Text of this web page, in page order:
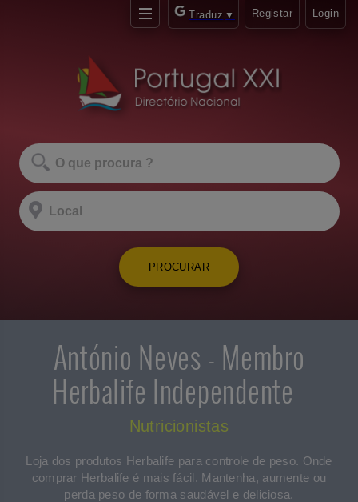
Traduz ▼ Registar Login
PROCURAR
António Neves - Membro
Herbalife Independente
Nutricionistas
Loja dos produtos Herbalife para controle de peso. Onde
comprar Herbalife é mais fácil. Mantenha, aumente ou
perda peso de forma saudável e deliciosa.